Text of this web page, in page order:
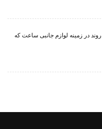
تحلیل عمیق Watches & Wonders ۲۰۲۶: ۵ روند در زمینه لوازم جانبی ساعت که